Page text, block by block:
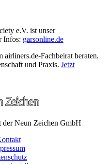
e.V. ist unser
Infos: garsonline.de
Fachbeirat beraten,
und Praxis. Jetzt
Neun Zeichen GmbH